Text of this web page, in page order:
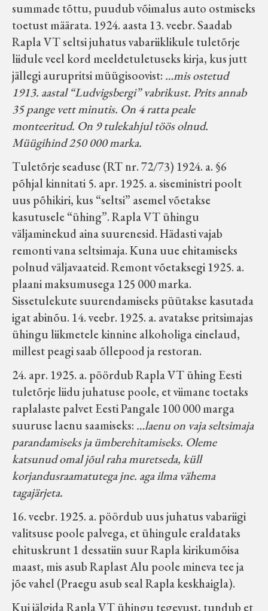
summade tõttu, puudub võimalus auto ostmiseks
toetust määrata. 1924. aasta 13. veebr. Saadab
Rapla VT seltsi juhatus vabariiklikule tuletõrje
liidule veel kord meeldetuletuseks kirja, kus jutt
jällegi aurupritsi müügisoovist: …mis ostetud
1913. aastal “Ludvigsbergi” vabrikust. Prits annab
35 pange vett minutis. On 4 ratta peale
monteeritud. On 9 tulekahjul töös olnud.
Müügihind 250 000 marka.
Tuletõrje seaduse (RT nr. 72/73) 1924. a. §6
põhjal kinnitati 5. apr. 1925. a. siseministri poolt
uus põhikiri, kus “seltsi” asemel võetakse
kasutusele “ühing”. Rapla VT ühingu
väljaminekud aina suurenesid. Hädasti vajab
remonti vana seltsimaja. Kuna uue ehitamiseks
polnud väljavaateid. Remont võetaksegi 1925. a.
plaani maksumusega 125 000 marka.
Sissetulekute suurendamiseks püütakse kasutada
igat abinõu. 14. veebr. 1925. a. avatakse pritsimajas
ühingu liikmetele kinnine alkoholiga einelaud,
millest peagi saab õllepood ja restoran.
24. apr. 1925. a. pöördub Rapla VT ühing Eesti
tuletõrje liidu juhatuse poole, et viimane toetaks
raplalaste palvet Eesti Pangale 100 000 marga
suuruse laenu saamiseks: …laenu on vaja seltsimaja
parandamiseks ja ümberehitamiseks. Oleme
katsunud omal jõul raha muretseda, küll
korjandusraamatutega jne. aga ilma vähema
tagajärjeta.
16. veebr. 1925. a. pöördub uus juhatus vabariigi
valitsuse poole palvega, et ühingule eraldataks
ehituskrunt 1 dessatiin suur Rapla kirikumõisa
maast, mis asub Raplast Alu poole mineva tee ja
jõe vahel (Praegu asub seal Rapla keskhaigla).
Kui jälgida Rapla VT ühingu tegevust, tundub et